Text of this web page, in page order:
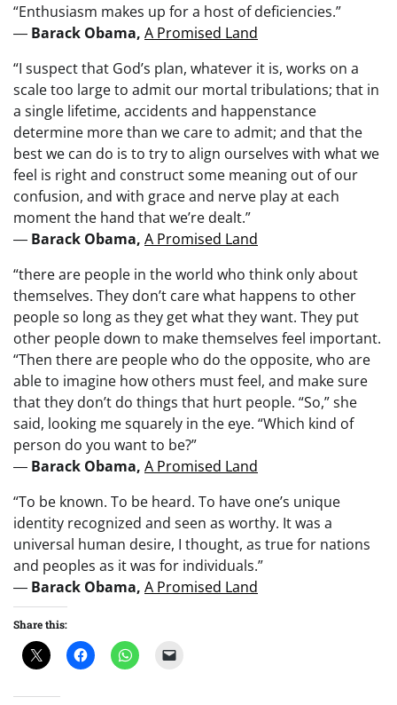
“Enthusiasm makes up for a host of deficiencies.”
― Barack Obama, A Promised Land
“I suspect that God’s plan, whatever it is, works on a
scale too large to admit our mortal tribulations; that in
a single lifetime, accidents and happenstance
determine more than we care to admit; and that the
best we can do is to try to align ourselves with what we
feel is right and construct some meaning out of our
confusion, and with grace and nerve play at each
moment the hand that we’re dealt.”
― Barack Obama, A Promised Land
“there are people in the world who think only about
themselves. They don’t care what happens to other
people so long as they get what they want. They put
other people down to make themselves feel important.
“Then there are people who do the opposite, who are
able to imagine how others must feel, and make sure
that they don’t do things that hurt people. “So,” she
said, looking me squarely in the eye. “Which kind of
person do you want to be?”
― Barack Obama, A Promised Land
“To be known. To be heard. To have one’s unique
identity recognized and seen as worthy. It was a
universal human desire, I thought, as true for nations
and peoples as it was for individuals.”
― Barack Obama, A Promised Land
Share this: